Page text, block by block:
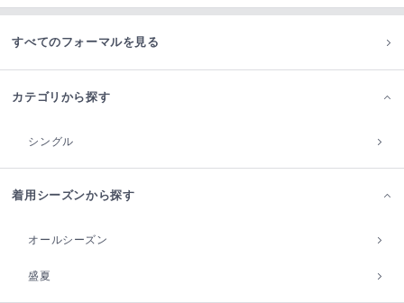
すべてのフォーマルを見る
カテゴリから探す
シングル
着用シーズンから探す
オールシーズン
盛夏